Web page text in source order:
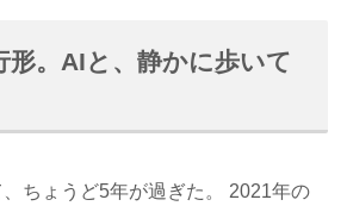
形。AIと、静かに歩いて
ちょうど5年が過ぎた。 2021年の